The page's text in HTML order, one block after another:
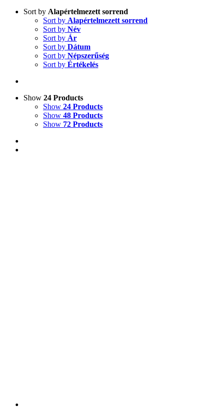
Sort by Alapértelmezett sorrend
Sort by Alapértelmezett sorrend
Sort by Név
Sort by Ár
Sort by Dátum
Sort by Népszerűség
Sort by Értékelés
Show 24 Products
Show 24 Products
Show 48 Products
Show 72 Products